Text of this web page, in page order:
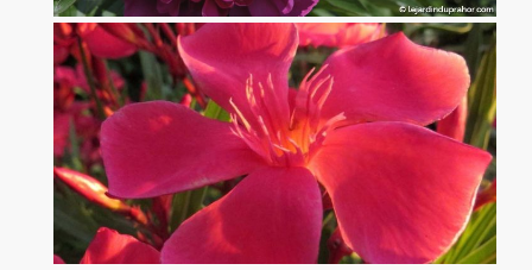
Pivoine Félix Crousse
x
Laurier Rose Papa Gambetta rouge Corail